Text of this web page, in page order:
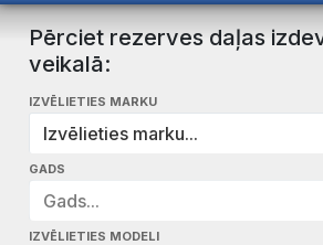
Pērciet rezerves daļas
veikalā:
IZVĒLIETIES MARKU
Izvēlieties marku...
GADS
Gads...
IZVĒLIETIES MODELI